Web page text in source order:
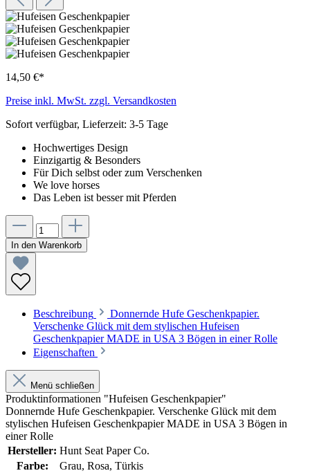
14,50 €*
Preise inkl. MwSt. zzgl. Versandkosten
Sofort verfügbar, Lieferzeit: 3-5 Tage
Hochwertiges Design
Einzigartig & Besonders
Für Dich selbst oder zum Verschenken
We love horses
Das Leben ist besser mit Pferden
In den Warenkorb
Beschreibung
Donnernde Hufe Geschenkpapier.
Verschenke Glück mit dem stylischen Hufeisen
Geschenkpapier MADE in USA 3 Bögen in einer Rolle
Eigenschaften
Menü schließen
Produktinformationen "Hufeisen Geschenkpapier"
Donnernde Hufe Geschenkpapier. Verschenke Glück mit dem
stylischen Hufeisen Geschenkpapier MADE in USA 3 Bögen in
einer Rolle
Hersteller: Hunt Seat Paper Co.
Farbe:
Grau, Rosa, Türkis